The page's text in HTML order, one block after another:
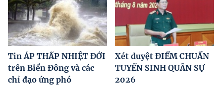
Tin ÁP THẤP NHIỆT ĐỚI
trên Biển Đông và các
chỉ đạo ứng phó
Xét duyệt ĐIỂM CHUẨN
TUYỂN SINH QUÂN SỰ
2026